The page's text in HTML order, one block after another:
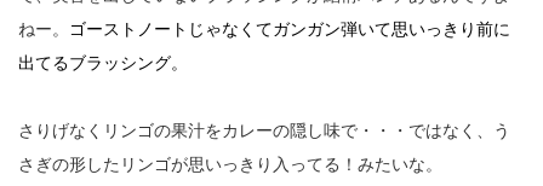
ねー。
ゴーストノートじゃなくてガンガン弾いて思いっきり前に
出てるブラッシング。
さりげなくリンゴの果汁をカレーの隠し味で・・・ではなく、う
さぎの形したリンゴが思いっきり入ってる！みたいな。